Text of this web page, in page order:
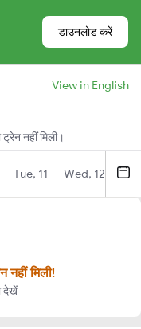
डाउनलोड करें
View in English
ट्रेन नहीं मिली।
Tue, 11 Wed, 12
नहीं मिली!
देखें